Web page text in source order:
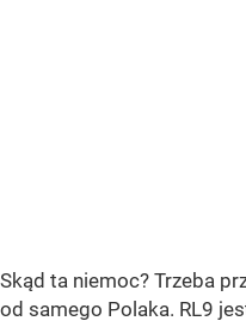
Skąd ta niemoc? Trzeba
od samego Polaka. RL9